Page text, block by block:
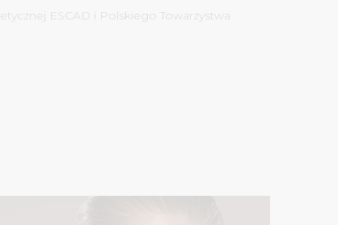
ESCAD i Polskiego Towarzystwa